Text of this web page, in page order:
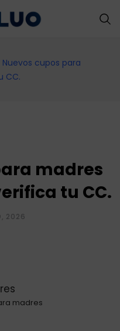
Nuevos cupos para
CC.
madres
tu CC.
2026
madres